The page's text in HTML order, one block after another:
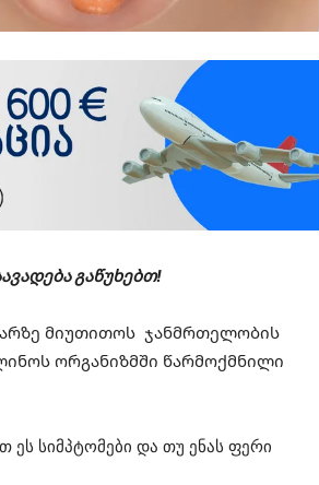
გაწუხებთ!
მიუთითოს ჯანმრთელობის
ორგანიზმში წარმოქმნილი
სიმპტომები და თუ ენას ფერი